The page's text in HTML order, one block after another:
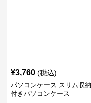
¥3,760 (税込)
パソコンケース スリム収
付きパソコンケース